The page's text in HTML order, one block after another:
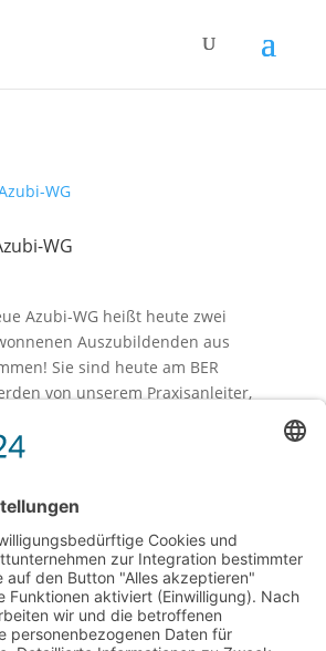
WG
Azubi-WG heißt heute zwei
Auszubildenden aus
Sie sind heute am BER
von unserem Praxisanleiter,
Azubi aus...